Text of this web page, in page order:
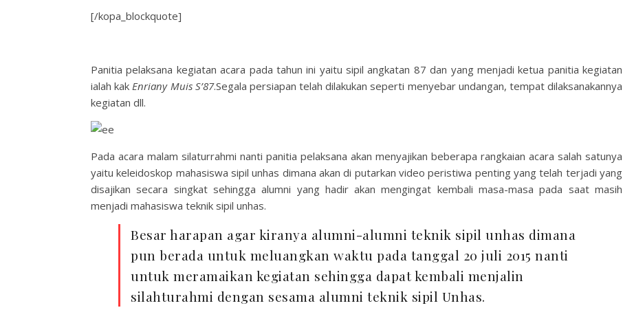
[/kopa_blockquote]
Panitia pelaksana kegiatan acara pada tahun ini yaitu sipil angkatan 87 dan yang menjadi ketua panitia kegiatan
ialah kak Enriany Muis S’87.Segala persiapan telah dilakukan seperti menyebar undangan, tempat dilaksanakannya
kegiatan dll.
Pada acara malam silaturrahmi nanti panitia pelaksana akan menyajikan beberapa rangkaian acara salah satunya
yaitu keleidoskop mahasiswa sipil unhas dimana akan di putarkan video peristiwa penting yang telah terjadi yang
disajikan secara singkat sehingga alumni yang hadir akan mengingat kembali masa-masa pada saat masih
menjadi mahasiswa teknik sipil unhas.
Besar harapan agar kiranya alumni-alumni teknik sipil unhas dimana
pun berada untuk meluangkan waktu pada tanggal 20 juli 2015 nanti
untuk meramaikan kegiatan sehingga dapat kembali menjalin
silahturahmi dengan sesama alumni teknik sipil Unhas.